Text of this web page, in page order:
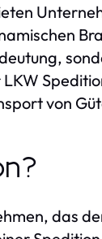
von
das